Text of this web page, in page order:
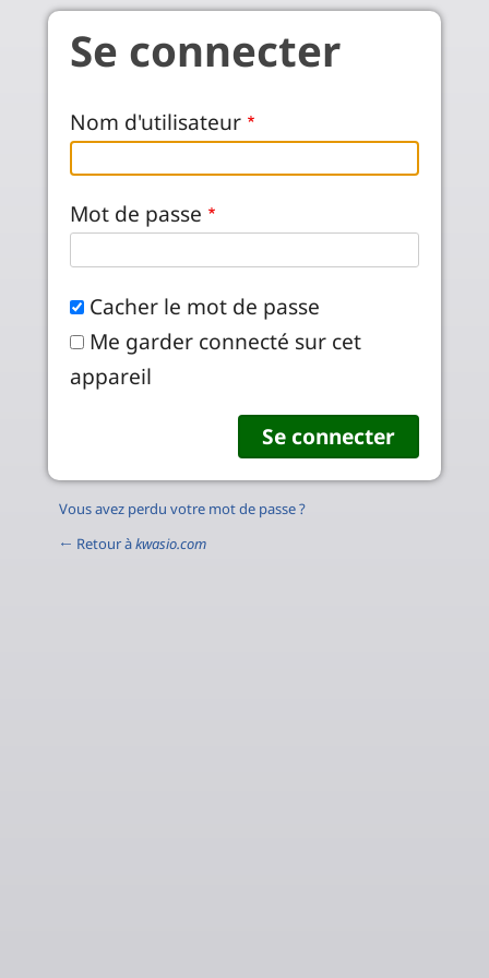
Aller au contenu principal
Se connecter
Nom d'utilisateur
Mot de passe
Cacher le mot de passe
Me garder connecté sur cet
appareil
Vous avez perdu votre mot de passe ?
← Retour àkwasio.com